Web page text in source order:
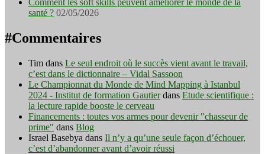
Comment les soft skills peuvent améliorer le monde de la
santé ? 02/05/2026
#Commentaires
Tim dans Le seul endroit où le succès vient avant le travail,
c’est dans le dictionnaire – Vidal Sassoon
Le Championnat du Monde de Mind Mapping à Istanbul
2024 - Institut de formation Gautierdans Etude scientifique :
la lecture rapide booste le cerveau
Financements : toutes vos armes pour devenir "chasseur de
prime" dans Blog
Israel Basebya dans Il n’y a qu’une seule façon d’échouer,
c’est d’abandonner avant d’avoir réussi